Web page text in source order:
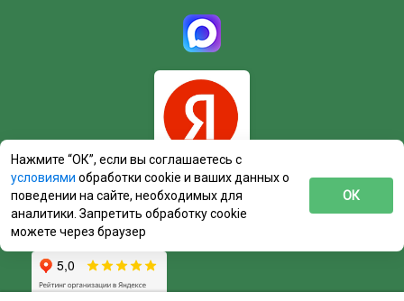
Нажмите “ОК”, если вы соглашаетесь с
условиями обработки cookie и ваших данных о
поведении на сайте, необходимых для
аналитики. Запретить обработку cookie
можете через браузер
ОК